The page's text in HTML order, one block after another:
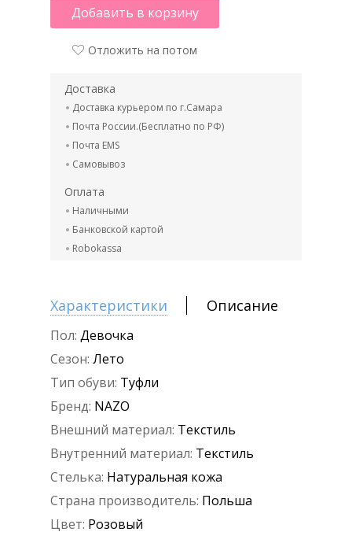
Добавить в корзину
Отложить на потом
Доставка
Доставка курьером по г.Самара
Почта России.(Бесплатно по РФ)
Почта EMS
Самовывоз
Оплата
Наличными
Банковской картой
Robokassa
Характеристики Описание
Пол: Девочка
Сезон: Лето
Тип обуви: Туфли
Бренд: NAZO
Внешний материал: Текстиль
Внутренний материал: Текстиль
Стелька: Натуральная кожа
Страна производитель: Польша
Цвет: Розовый